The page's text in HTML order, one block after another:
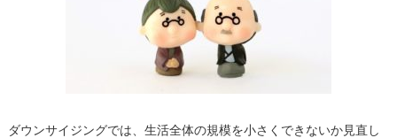
ダウンサイジングでは、生活全体の規模を小さくできないか見直し